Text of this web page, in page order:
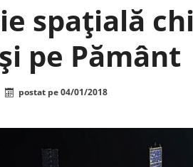
Modelul economic al Chinei: cum
Modelul economic al Rusiei: de ce
Occidentul obosit și Estul care
Viitorul României în Uniunea
Controlul minții prin nanoparticule
spațială
pe Pământ
postat pe04/01/2018